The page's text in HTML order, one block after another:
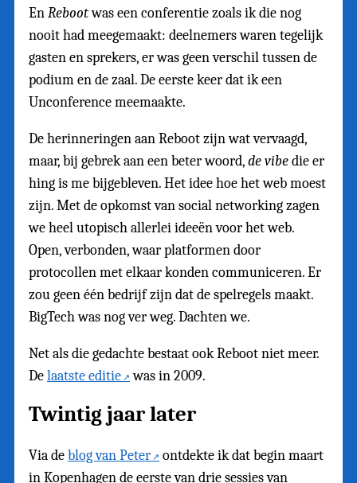
EnRebootwas een conferentie zoals ik die nog
nooit had meegemaakt: deelnemers waren tegelijk
gasten en sprekers, er was geen verschil tussen de
podium en de zaal. De eerste keer dat ik een
Unconference meemaakte.
De herinneringen aan Reboot zijn wat vervaagd,
maar, bij gebrek aan een beter woord,de vibedie er
hing is me bijgebleven. Het idee hoe het web moest
zijn. Met de opkomst van social networking zagen
we heel utopisch allerlei ideeën voor het web.
Open, verbonden, waar platformen door
protocollen met elkaar konden communiceren. Er
zou geen één bedrijf zijn dat de spelregels maakt.
BigTech was nog ver weg. Dachten we.
Net als die gedachte bestaat ook Reboot niet meer.
Delaatste editie was in 2009.
Twintig jaar later
Via deblog van Peter
ontdekte ik dat begin maart
in Kopenhagen de eerste van drie sessies van